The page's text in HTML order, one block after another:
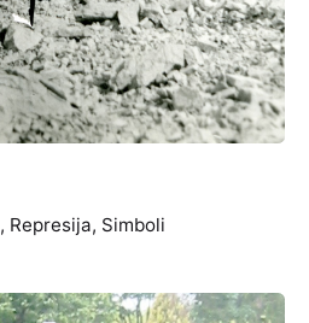
Represija Simboli